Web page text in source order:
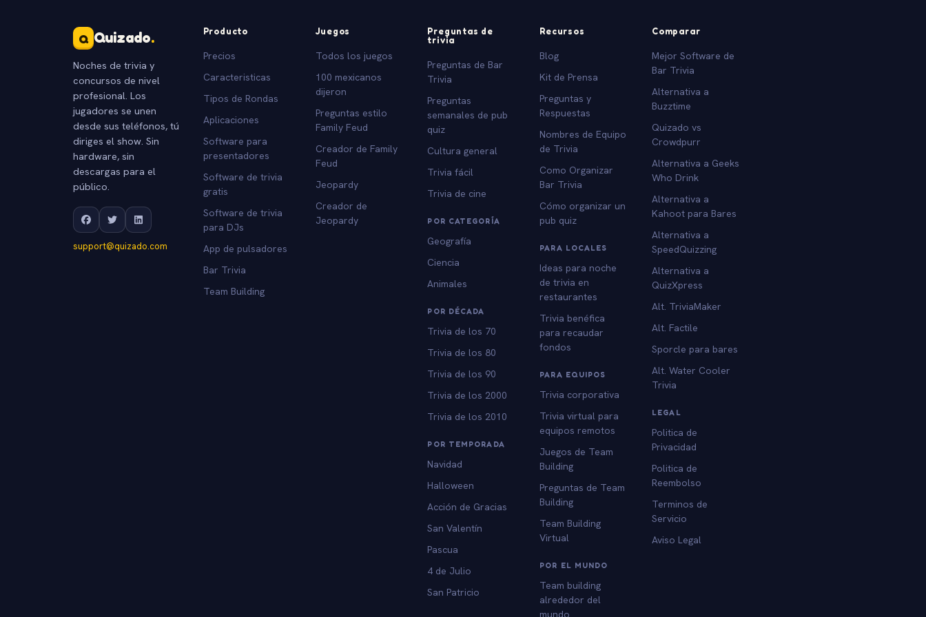
Q Quizado.
Noches de trivia y
concursos de nivel
profesional. Los
jugadores se unen
desde sus teléfonos, tú
diriges el show. Sin
hardware, sin
descargas para el
público.
support@quizado.com
Producto
Precios
Caracteristicas
Tipos de Rondas
Aplicaciones
Software para
presentadores
Software de trivia
gratis
Software de trivia
para DJs
App de pulsadores
Bar Trivia
Team Building
Juegos
Todos los juegos
100 mexicanos
dijeron
Preguntas estilo
Family Feud
Creador de Family
Feud
Jeopardy
Creador de
Jeopardy
Preguntas de
trivia
Preguntas de Bar
Trivia
Preguntas
semanales de pub
quiz
Cultura general
Trivia fácil
Trivia de cine
POR CATEGORÍA
Geografía
Ciencia
Animales
POR DÉCADA
Trivia de los 70
Trivia de los 80
Trivia de los 90
Trivia de los 2000
Trivia de los 2010
POR TEMPORADA
Navidad
Halloween
Acción de Gracias
San Valentín
Pascua
4 de Julio
San Patricio
Recursos
Blog
Kit de Prensa
Preguntas y
Respuestas
Nombres de Equipo
de Trivia
Como Organizar
Bar Trivia
Cómo organizar un
pub quiz
PARA LOCALES
Ideas para noche
de trivia en
restaurantes
Trivia benéfica
para recaudar
fondos
PARA EQUIPOS
Trivia corporativa
Trivia virtual para
equipos remotos
Juegos de Team
Building
Preguntas de Team
Building
Team Building
Virtual
POR EL MUNDO
Team building
alrededor del
mundo
Comparar
Mejor Software de
Bar Trivia
Alternativa a
Buzztime
Quizado vs
Crowdpurr
Alternativa a Geeks
Who Drink
Alternativa a
Kahoot para Bares
Alternativa a
SpeedQuizzing
Alternativa a
QuizXpress
Alt. TriviaMaker
Alt. Factile
Sporcle para bares
Alt. Water Cooler
Trivia
LEGAL
Politica de
Privacidad
Politica de
Reembolso
Terminos de
Servicio
Aviso Legal